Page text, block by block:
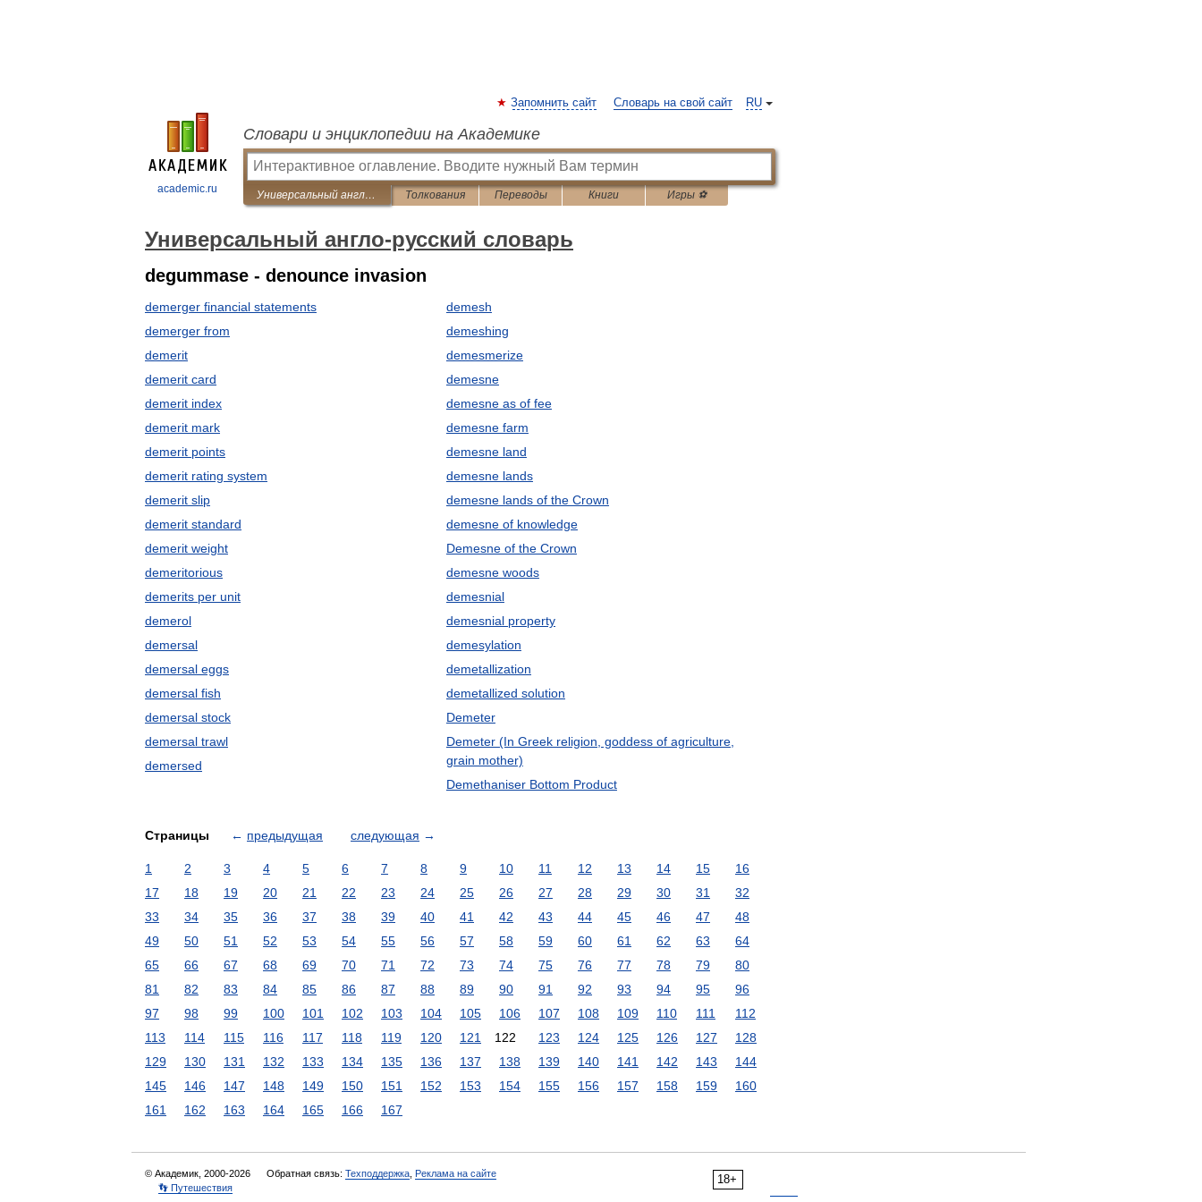
academic.ru
RU
Запомнить сайт Словарь на свой сайт
Словари и энциклопедии на Академике
Универсальный англо-русский словарь Толкования Переводы Книги Игры ⚽
Универсальный англо-русский словарь
degummase - denounce invasion
demerger financial statements
demerger from
demerit
demerit card
demerit index
demerit mark
demerit points
demerit rating system
demerit slip
demerit standard
demerit weight
demeritorious
demerits per unit
demerol
demersal
demersal eggs
demersal fish
demersal stock
demersal trawl
demersed
demesh
demeshing
demesmerize
demesne
demesne as of fee
demesne farm
demesne land
demesne lands
demesne lands of the Crown
demesne of knowledge
Demesne of the Crown
demesne woods
demesnial
demesnial property
demesylation
demetallization
demetallized solution
Demeter
Demeter (In Greek religion, goddess of agriculture,
grain mother)
Demethaniser Bottom Product
Страницы ← предыдущая следующая →
1 2 3 4 5 6 7 8 9 10 11 12 13 14 15
16
17
18 19 20 21 22 23 24 25 26 27 28 29 30 31
32
33
34 35 36 37 38 39 40 41 42 43 44 45 46 47
48
49
50 51 52 53 54 55 56 57 58 59 60 61 62 63
64
65
66 67 68 69 70 71 72 73 74 75 76 77 78 79
80
81
82 83 84 85 86 87 88 89 90 91 92 93 94 95
96
97
98 99 100 101 102 103 104 105 106 107 108 109 110 111
112
113
114 115 116 117 118 119 120 121 122 123 124 125 126 127
128
129
130 131 132 133 134 135 136 137 138 139 140 141 142 143
144
145
146 147 148 149 150 151 152 153 154 155 156 157 158 159
160
161
162 163 164 165 166 167
18+
© Академик, 2000-2026 Обратная связь: Техподдержка Реклама на сайте
👣 Путешествия